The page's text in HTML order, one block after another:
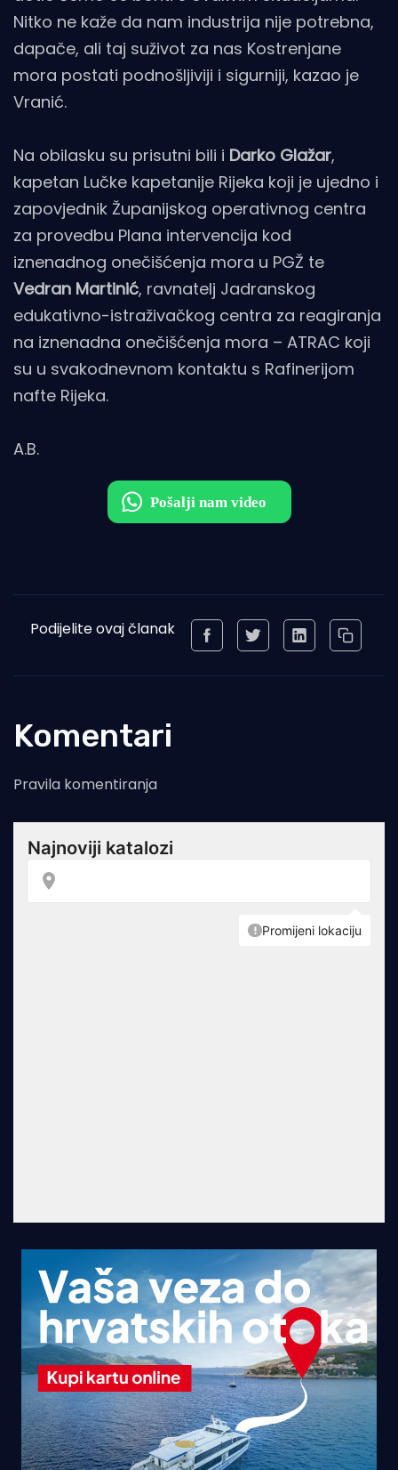
Nitko ne kaže da nam industrija nije potrebna,
dapače, ali taj suživot za nas Kostrenjane
mora postati podnošljiviji i sigurniji, kazao je
Vranić.
Na obilasku su prisutni bili i Darko Glažar,
kapetan Lučke kapetanije Rijeka koji je ujedno i
zapovjednik Županijskog operativnog centra
za provedbu Plana intervencija kod
iznenadnog onečišćenja mora u PGŽ te
Vedran Martinić, ravnatelj Jadranskog
edukativno-istraživačkog centra za reagiranja
na iznenadna onečišćenja mora – ATRAC koji
su u svakodnevnom kontaktu s Rafinerijom
nafte Rijeka.
A.B.
Podijelite ovaj članak
Komentari
Pravila komentiranja